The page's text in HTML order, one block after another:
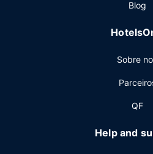
semana entre as 7:00 e as 11:00
As principais comodidades
Blog
Sobre
QF
Help and